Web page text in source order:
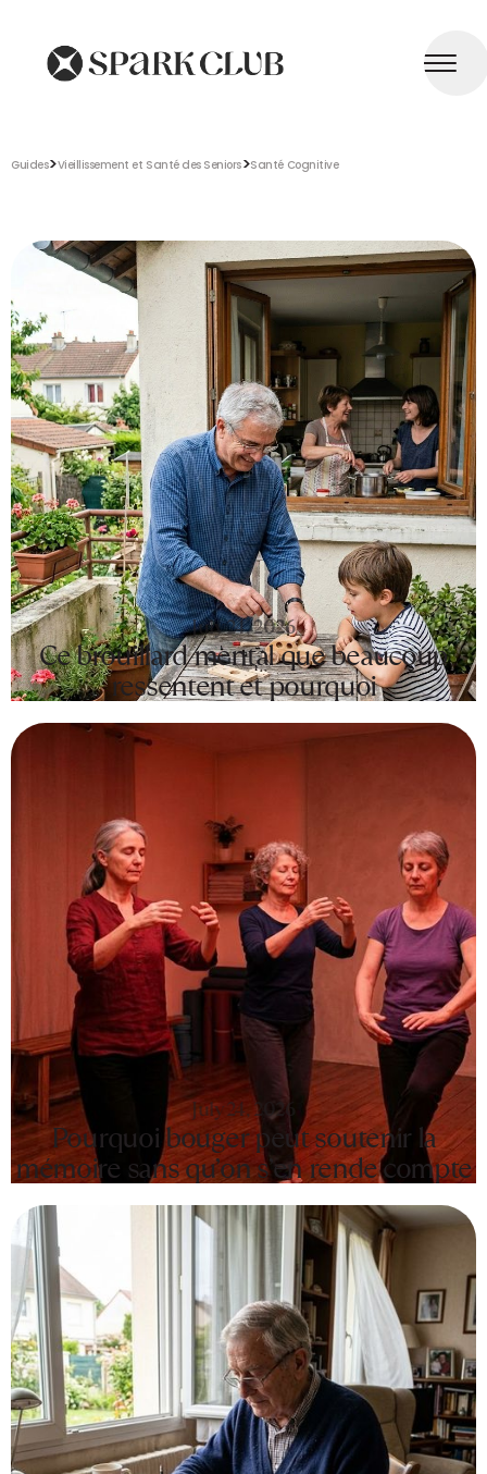
Guides>Vieillissement et Santé des Seniors>Santé Cognitive
July 24, 2026
Ce brouillard mental que beaucoup
ressentent et pourquoi
July 24, 2026
Pourquoi bouger peut soutenir la
mémoire sans qu’on s’en rende compte